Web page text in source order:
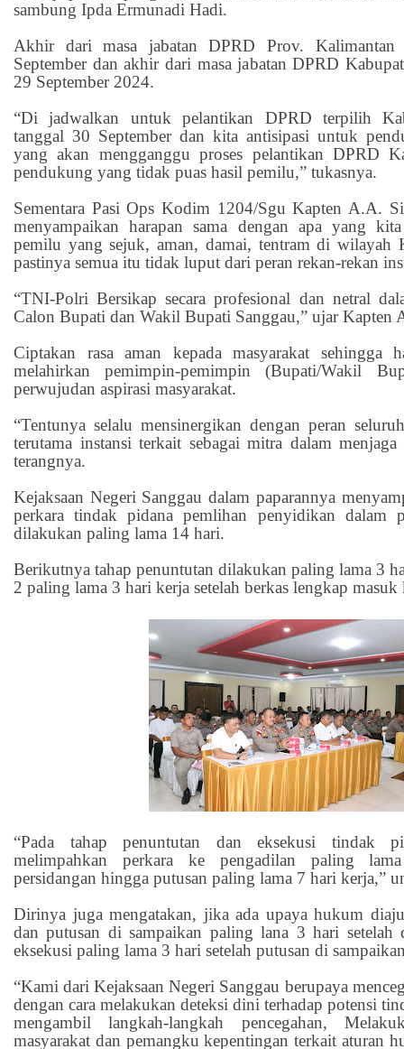
sambung Ipda Ermunadi Hadi.
Akhir dari masa jabatan DPRD Prov. Kalimantan
September dan akhir dari masa jabatan DPRD
29 September 2024.
“Di jadwalkan untuk pelantikan DPRD terpilih
tanggal 30 September dan kita antisipasi untuk
yang akan mengganggu proses pelantikan DPRD
pendukung yang tidak puas hasil pemilu,” tukasnya.
Sementara Pasi Ops Kodim 1204/Sgu Kapten A.A.
menyampaikan harapan sama dengan apa yang
pemilu yang sejuk, aman, damai, tentram di wilayah
pastinya semua itu tidak luput dari peran rekan-rekan
“TNI-Polri Bersikap secara profesional dan netral
Calon Bupati dan Wakil Bupati Sanggau,” ujar Kapten
Ciptakan rasa aman kepada masyarakat sehingga
melahirkan pemimpin-pemimpin (Bupati/Wakil
perwujudan aspirasi masyarakat.
“Tentunya selalu mensinergikan dengan peran
terutama instansi terkait sebagai mitra dalam
terangnya.
Kejaksaan Negeri Sanggau dalam paparannya
perkara tindak pidana pemlihan penyidikan dalam
dilakukan paling lama 14 hari.
Berikutnya tahap penuntutan dilakukan paling lama 3
2 paling lama 3 hari kerja setelah berkas lengkap masuk
“Pada tahap penuntutan dan eksekusi tindak
melimpahkan perkara ke pengadilan paling
persidangan hingga putusan paling lama 7 hari kerja,”
Dirinya juga mengatakan, jika ada upaya hukum
dan putusan di sampaikan paling lana 3 hari setelah
eksekusi paling lama 3 hari setelah putusan di
“Kami dari Kejaksaan Negeri Sanggau berupaya
dengan cara melakukan deteksi dini terhadap potensi
mengambil langkah-langkah pencegahan,
masyarakat dan pemangku kepentingan terkait aturan